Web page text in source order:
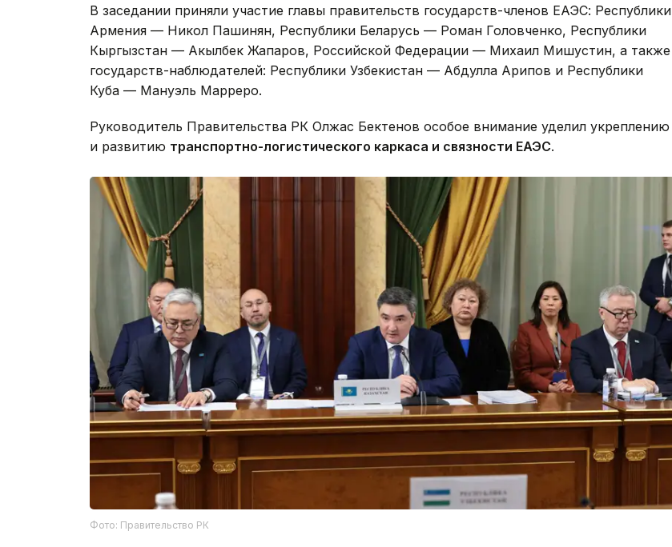
В заседании приняли участие главы правительств государств-членов ЕАЭС: Республики
Армения — Никол Пашинян, Республики Беларусь — Роман Головченко, Республики
Кыргызстан — Акылбек Жапаров, Российской Федерации — Михаил Мишустин, а также
государств-наблюдателей: Республики Узбекистан — Абдулла Арипов и Республики
Куба — Мануэль Марреро.
Руководитель Правительства РК Олжас Бектенов особое внимание уделил укреплению
и развитию транспортно-логистического каркаса и связности ЕАЭС.
Фото: Правительство РК